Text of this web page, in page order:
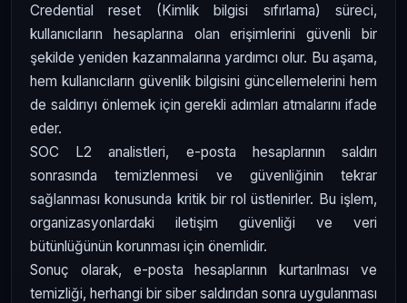
Credential reset (Kimlik bilgisi sıfırlama) süreci,
kullanıcıların hesaplarına olan erişimlerini güvenli bir
şekilde yeniden kazanmalarına yardımcı olur. Bu aşama,
hem kullanıcıların güvenlik bilgisini güncellemelerini hem
de saldırıyı önlemek için gerekli adımları atmalarını ifade
eder.
SOC L2 analistleri, e-posta hesaplarının saldırı
sonrasında temizlenmesi ve güvenliğinin tekrar
sağlanması konusunda kritik bir rol üstlenirler. Bu işlem,
organizasyonlardaki iletişim güvenliği ve veri
bütünlüğünün korunması için önemlidir.
Sonuç olarak, e-posta hesaplarının kurtarılması ve
temizliği, herhangi bir siber saldırıdan sonra uygulanması